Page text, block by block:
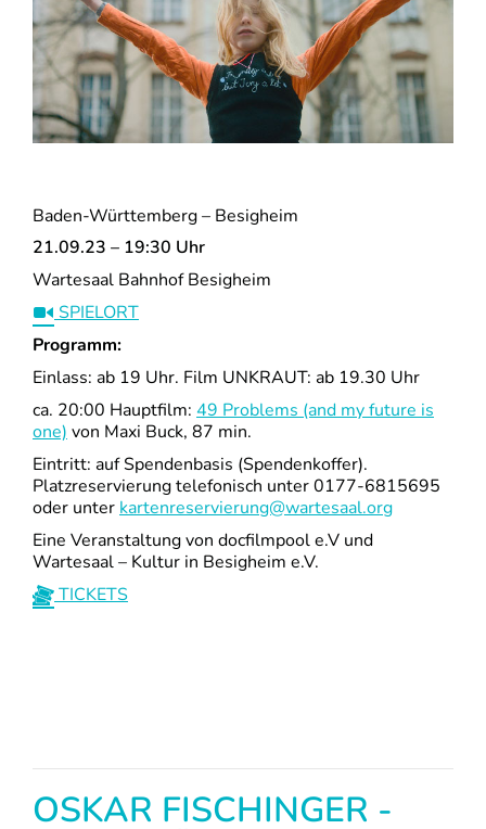
Baden-Württemberg – Besigheim
21.09.23 – 19:30 Uhr
Wartesaal Bahnhof Besigheim
SPIELORT
Programm:
Einlass: ab 19 Uhr. Film UNKRAUT: ab 19.30 Uhr
ca. 20:00 Hauptfilm: 49 Problems (and my future is
one) von Maxi Buck, 87 min.
Eintritt: auf Spendenbasis (Spendenkoffer).
Platzreservierung telefonisch unter 0177-6815695
oder unter kartenreservierung@wartesaal.org
Eine Veranstaltung von docfilmpool e.V und
Wartesaal – Kultur in Besigheim e.V.
TICKETS
OSKAR FISCHINGER -